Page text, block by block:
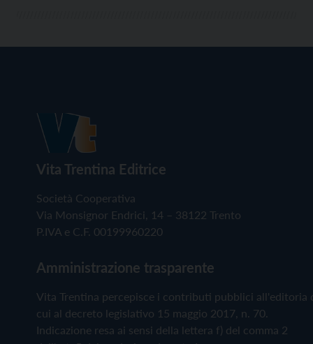
Vita Trentina Editrice
Società Cooperativa
Via Monsignor Endrici, 14 – 38122 Trento
P.IVA e C.F. 00199960220
Amministrazione trasparente
Vita Trentina percepisce i contributi pubblici all'editoria
cui al decreto legislativo 15 maggio 2017, n. 70.
Indicazione resa ai sensi della lettera f) del comma 2